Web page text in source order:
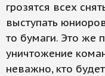
грозятся всех
выступать
то бумаги. Это же
уничтожение
неважно, кто